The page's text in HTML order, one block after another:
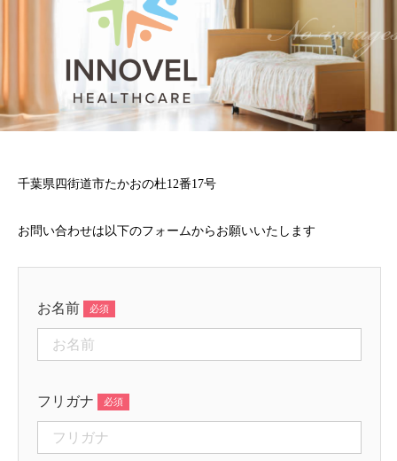
千葉県四街道市たかおの杜12番17号
お問い合わせは以下のフォームからお願いいたします
お名前
フリガナ